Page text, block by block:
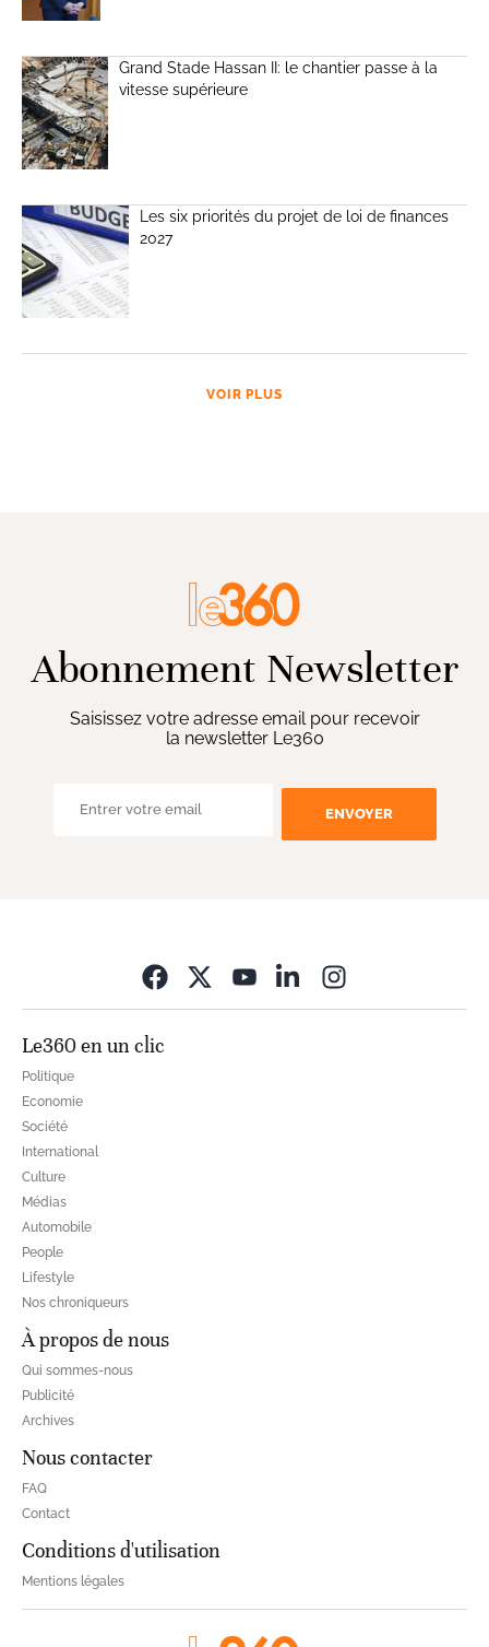
Grand Stade Hassan II: le chantier passe à la
vitesse supérieure
Les six priorités du projet de loi de finances
2027
VOIR PLUS
Abonnement Newsletter
Saisissez votre adresse email pour recevoir
la newsletter Le360
ENVOYER
Le360 en un clic
Politique
Economie
Société
International
Culture
Médias
Automobile
People
Lifestyle
Nos chroniqueurs
À propos de nous
Qui sommes-nous
Publicité
Archives
Nous contacter
FAQ
Contact
Conditions d'utilisation
Mentions légales